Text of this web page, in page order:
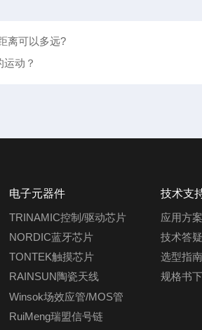
离可以多远?
动？
电子元器件
TRINAMIC控制/驱动芯片
NORDIC蓝牙芯片
TONTEK触摸芯片
RAINSUN陶瓷天线
Winsok场效应管/MOS管
RuiMeng瑞盟信号链
技术支
应用方案
技术答疑
选型指南
规格书